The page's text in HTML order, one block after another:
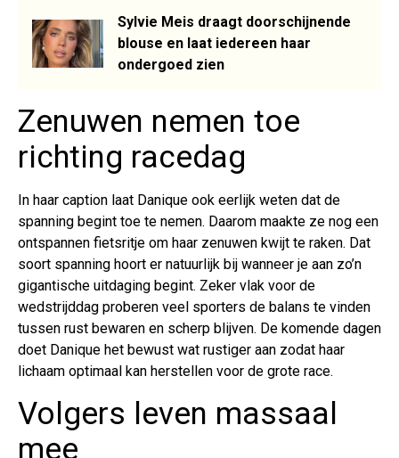
Sylvie Meis draagt doorschijnende
blouse en laat iedereen haar
ondergoed zien
Zenuwen nemen toe
richting racedag
In haar caption laat Danique ook eerlijk weten dat de
spanning begint toe te nemen. Daarom maakte ze nog een
ontspannen fietsritje om haar zenuwen kwijt te raken. Dat
soort spanning hoort er natuurlijk bij wanneer je aan zo’n
gigantische uitdaging begint. Zeker vlak voor de
wedstrijddag proberen veel sporters de balans te vinden
tussen rust bewaren en scherp blijven. De komende dagen
doet Danique het bewust wat rustiger aan zodat haar
lichaam optimaal kan herstellen voor de grote race.
Volgers leven massaal
mee